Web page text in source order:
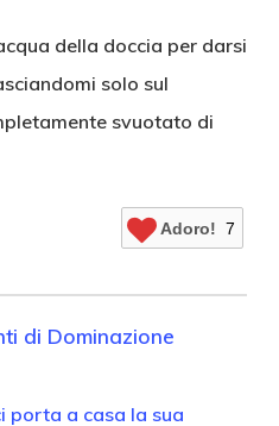
della doccia per darsi
solo sul
svuotato di
Adoro! 7
di Dominazione
porta a casa la sua